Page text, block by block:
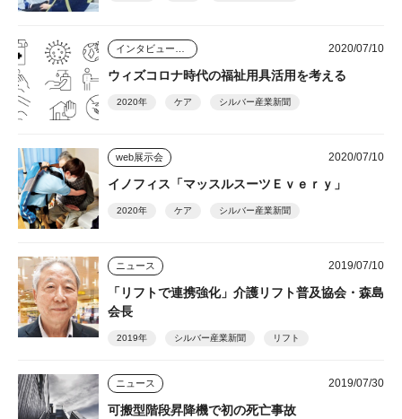
インタビュー・座談会 2020/07/10
ウィズコロナ時代の福祉用具活用を考える
2020年 ケア シルバー産業新聞
web展示会 2020/07/10
イノフィス「マッスルスーツＥｖｅｒｙ」
2020年 ケア シルバー産業新聞
ニュース 2019/07/10
「リフトで連携強化」介護リフト普及協会・森島
会長
2019年 シルバー産業新聞 リフト
ニュース 2019/07/30
可搬型階段昇降機で初の死亡事故